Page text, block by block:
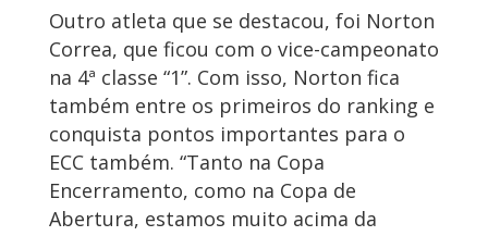
Outro atleta que se destacou, foi Norton
Correa, que ficou com o vice-campeonato
na 4ª classe “1”. Com isso, Norton fica
também entre os primeiros do ranking e
conquista pontos importantes para o
ECC também. “Tanto na Copa
Encerramento, como na Copa de
Abertura, estamos muito acima da